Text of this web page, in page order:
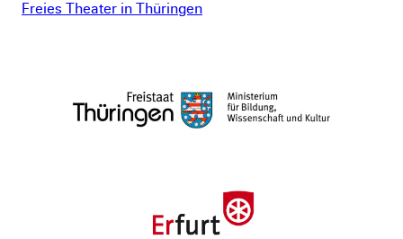
Freies Theater in Thüringen